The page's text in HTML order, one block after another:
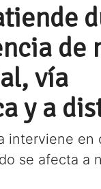
de
vía
y a
interviene en
se afecta a